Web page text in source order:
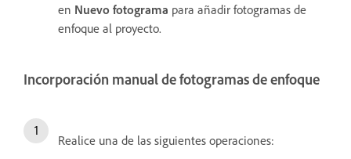
en Nuevo fotograma para añadir fotogramas de
enfoque al proyecto.
Incorporación manual de fotogramas de enfoque
Realice una de las siguientes operaciones: